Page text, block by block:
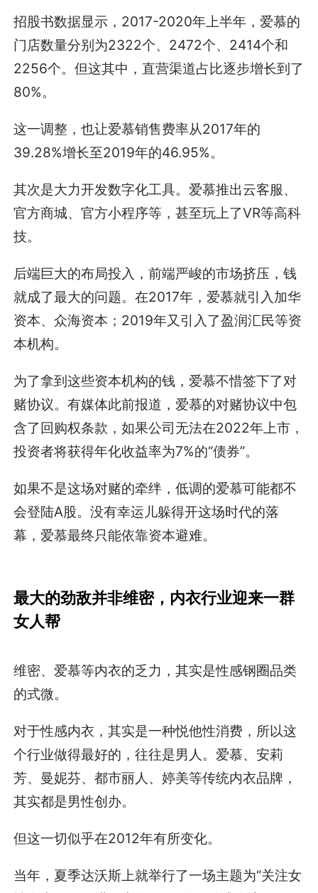
招股书数据显示，2017-2020年上半年，爱慕的
门店数量分别为2322个、2472个、2414个和
2256个。但这其中，直营渠道占比逐步增长到了
80%。
这一调整，也让爱慕销售费率从2017年的
39.28%增长至2019年的46.95%。
其次是大力开发数字化工具。爱慕推出云客服、
官方商城、官方小程序等，甚至玩上了VR等高科
技。
后端巨大的布局投入，前端严峻的市场挤压，钱
就成了最大的问题。在2017年，爱慕就引入加华
资本、众海资本；2019年又引入了盈润汇民等资
本机构。
为了拿到这些资本机构的钱，爱慕不惜签下了对
赌协议。有媒体此前报道，爱慕的对赌协议中包
含了回购权条款，如果公司无法在2022年上市，
投资者将获得年化收益率为7%的“债券”。
如果不是这场对赌的牵绊，低调的爱慕可能都不
会登陆A股。没有幸运儿躲得开这场时代的落
幕，爱慕最终只能依靠资本避难。
最大的劲敌并非维密，内衣行业迎来一群
女人帮
维密、爱慕等内衣的乏力，其实是性感钢圈品类
的式微。
对于性感内衣，其实是一种悦他性消费，所以这
个行业做得最好的，往往是男人。爱慕、安莉
芳、曼妮芬、都市丽人、婷美等传统内衣品牌，
其实都是男性创办。
但这一切似乎在2012年有所变化。
当年，夏季达沃斯上就举行了一场主题为“关注女